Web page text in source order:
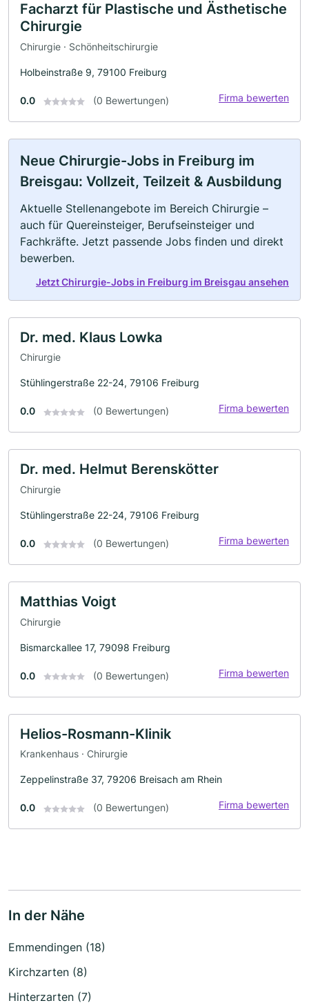
Facharzt für Plastische und Ästhetische
Chirurgie
Chirurgie · Schönheitschirurgie
Holbeinstraße 9, 79100 Freiburg
0.0 (0 Bewertungen) Firma bewerten
Neue Chirurgie-Jobs in Freiburg im
Breisgau: Vollzeit, Teilzeit & Ausbildung
Aktuelle Stellenangebote im Bereich Chirurgie –
auch für Quereinsteiger, Berufseinsteiger und
Fachkräfte. Jetzt passende Jobs finden und direkt
bewerben.
Jetzt Chirurgie-Jobs in Freiburg im Breisgau ansehen
Dr. med. Klaus Lowka
Chirurgie
Stühlingerstraße 22-24, 79106 Freiburg
0.0 (0 Bewertungen) Firma bewerten
Dr. med. Helmut Berenskötter
Chirurgie
Stühlingerstraße 22-24, 79106 Freiburg
0.0 (0 Bewertungen) Firma bewerten
Matthias Voigt
Chirurgie
Bismarckallee 17, 79098 Freiburg
0.0 (0 Bewertungen) Firma bewerten
Helios-Rosmann-Klinik
Krankenhaus · Chirurgie
Zeppelinstraße 37, 79206 Breisach am Rhein
0.0 (0 Bewertungen) Firma bewerten
In der Nähe
Emmendingen (18)
Kirchzarten (8)
Hinterzarten (7)